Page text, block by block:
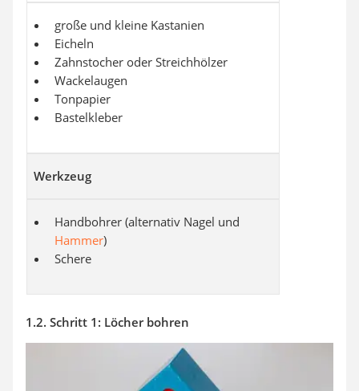
große und kleine Kastanien
Eicheln
Zahnstocher oder Streichhölzer
Wackelaugen
Tonpapier
Bastelkleber
Werkzeug
Handbohrer (alternativ Nagel und
Hammer)
Schere
1.2. Schritt 1: Löcher bohren